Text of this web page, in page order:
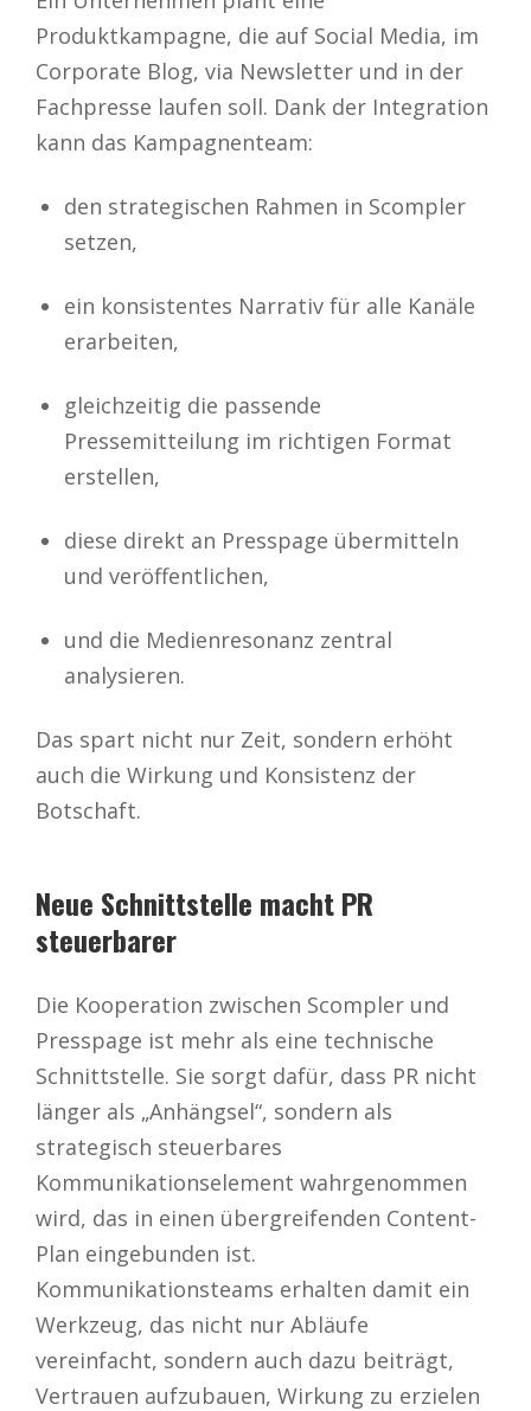
Produktkampagne, die auf Social Media, im
Corporate Blog, via Newsletter und in der
Fachpresse laufen soll. Dank der Integration
kann das Kampagnenteam:
den strategischen Rahmen in Scompler
setzen,
ein konsistentes Narrativ für alle Kanäle
erarbeiten,
gleichzeitig die passende
Pressemitteilung im richtigen Format
erstellen,
diese direkt an Presspage übermitteln
und veröffentlichen,
und die Medienresonanz zentral
analysieren.
Das spart nicht nur Zeit, sondern erhöht
auch die Wirkung und Konsistenz der
Botschaft.
Neue Schnittstelle macht PR
steuerbarer
Die Kooperation zwischen Scompler und
Presspage ist mehr als eine technische
Schnittstelle. Sie sorgt dafür, dass PR nicht
länger als „Anhängsel“, sondern als
strategisch steuerbares
Kommunikationselement wahrgenommen
wird, das in einen übergreifenden Content-
Plan eingebunden ist.
Kommunikationsteams erhalten damit ein
Werkzeug, das nicht nur Abläufe
vereinfacht, sondern auch dazu beiträgt,
Vertrauen aufzubauen, Wirkung zu erzielen